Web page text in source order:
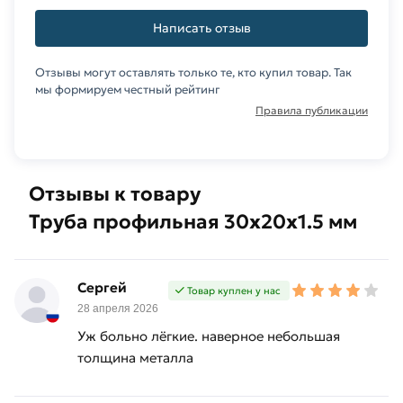
столов и
кафедр,
складские
стеллажи
в том
числе
остановок
городского
транспорта.
Для приобретения данной позиции, кликните
Отзывы к товару
Труба профильная 30х20х1.5 мм
Сергей
28 апреля 2026
Товар куплен у нас
Уж больно лёгкие. наверное небольшая
толщина металла
Написать отзыв
Отзывы могут оставлять только те, кто купил товар. Так
мы формируем честный рейтинг
Правила публикации